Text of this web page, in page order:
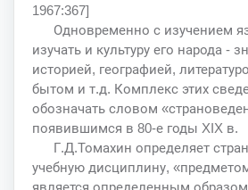
1967:367]
Одновременно с изучением
изучать и культуру его народа -
историей, географией,
бытом и т.д. Комплекс этих
обозначать словом
появившимся в 80-е годы XIX в.
Г.Д.Томахин определяет
учебную дисциплину,